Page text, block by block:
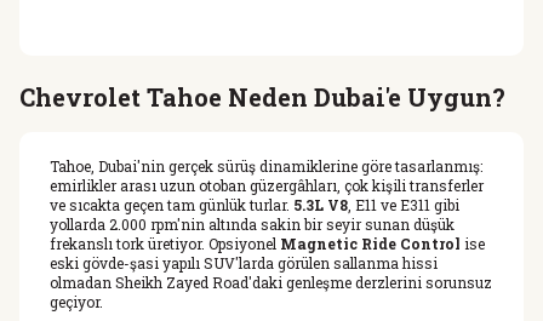
Chevrolet Tahoe Neden Dubai'e Uygun?
Tahoe, Dubai'nin gerçek sürüş dinamiklerine göre tasarlanmış:
emirlikler arası uzun otoban güzergâhları, çok kişili transferler
ve sıcakta geçen tam günlük turlar. 5.3L V8 , E11 ve E311 gibi
yollarda 2.000 rpm'nin altında sakin bir seyir sunan düşük
frekanslı tork üretiyor. Opsiyonel Magnetic Ride Control ise
eski gövde-şasi yapılı SUV'larda görülen sallanma hissi
olmadan Sheikh Zayed Road'daki genleşme derzlerini sorunsuz
geçiyor.